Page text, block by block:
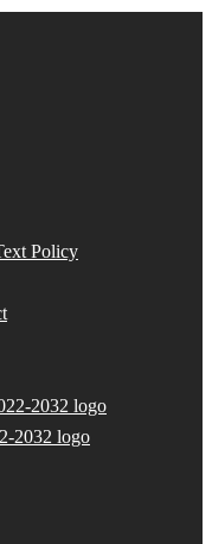
Policy
2032 logo
2032 logo